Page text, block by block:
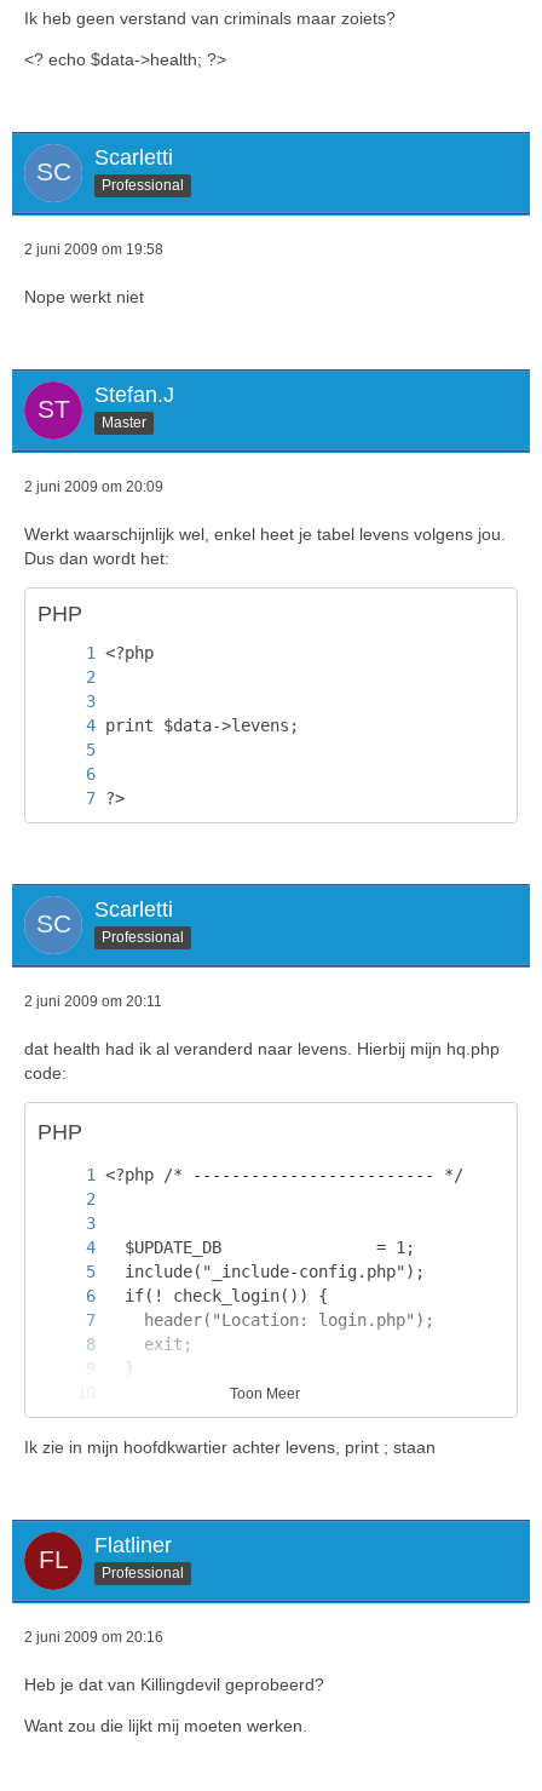
Ik heb geen verstand van criminals maar zoiets?
<? echo $data->health; ?>
Scarletti
Professional
2 juni 2009 om 19:58
Nope werkt niet
Stefan.J
Master
2 juni 2009 om 20:09
Werkt waarschijnlijk wel, enkel heet je tabel levens volgens jou.
Dus dan wordt het:
PHP
?>
Scarletti
Professional
2 juni 2009 om 20:11
dat health had ik al veranderd naar levens. Hierbij mijn hq.php
code:
PHP
Toon Meer
Ik zie in mijn hoofdkwartier achter levens, print ; staan
Flatliner
Professional
2 juni 2009 om 20:16
Heb je dat van Killingdevil geprobeerd?
Want zou die lijkt mij moeten werken.